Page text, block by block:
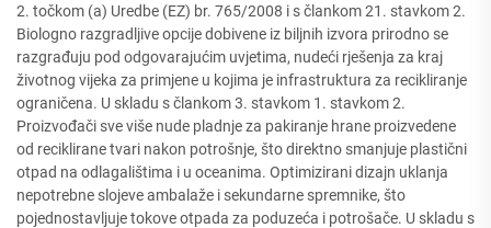
2. točkom (a) Uredbe (EZ) br. 765/2008 i s člankom 21. stavkom 2.
Biologno razgradljive opcije dobivene iz biljnih izvora prirodno se
razgrađuju pod odgovarajućim uvjetima, nudeći rješenja za kraj
životnog vijeka za primjene u kojima je infrastruktura za recikliranje
ograničena. U skladu s člankom 3. stavkom 1. stavkom 2.
Proizvođači sve više nude pladnje za pakiranje hrane proizvedene
od reciklirane tvari nakon potrošnje, što direktno smanjuje plastični
otpad na odlagalištima i u oceanima. Optimizirani dizajn uklanja
nepotrebne slojeve ambalaže i sekundarne spremnike, što
pojednostavljuje tokove otpada za poduzeća i potrošače. U skladu s